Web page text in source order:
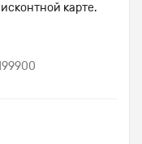
карте.